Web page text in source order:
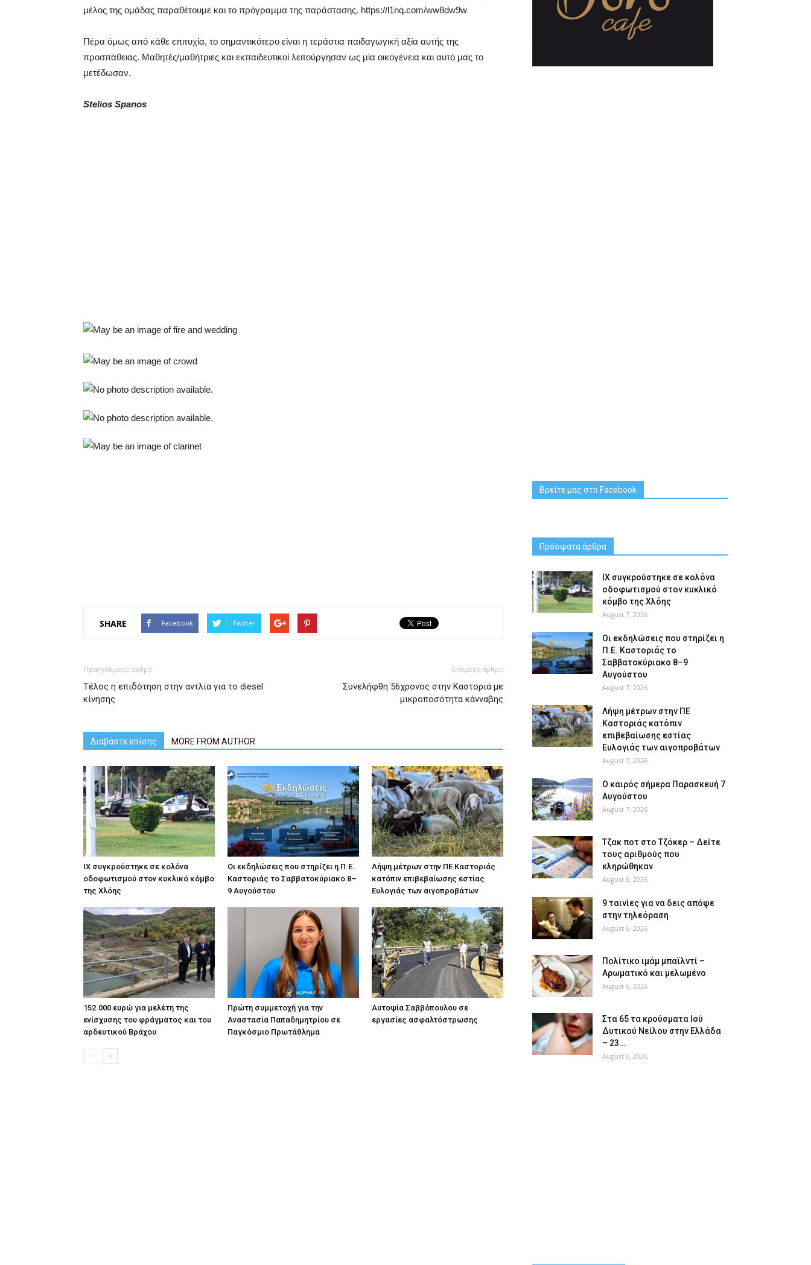
μέλος της ομάδας παραθέτουμε και το πρόγραμμα της παράστασης. https://l1nq.com/ww8dw9w
Πέρα όμως από κάθε επιτυχία, το σημαντικότερο είναι η τεράστια παιδαγωγική αξία αυτής της
προσπάθειας. Μαθητές/μαθήτριες και εκπαιδευτικοί λειτούργησαν ως μία οικογένεια και αυτό μας το
μετέδωσαν.
Stelios Spanos
SHARE Facebook Twitter
Προηγούμενο άρθρο
Τέλος η επιδότηση στην αντλία για το diesel
κίνησης
Επόμενο άρθρο
Συνελήφθη 56χρονος στην Καστοριά με
μικροποσότητα κάνναβης
Διαβάστε επίσης MORE FROM AUTHOR
ΙΧ συγκρούστηκε σε κολόνα
οδοφωτισμού στον κυκλικό κόμβο
της Χλόης
Οι εκδηλώσεις που στηρίζει η Π.Ε.
Καστοριάς το Σαββατοκύριακο 8–
9 Αυγούστου
Λήψη μέτρων στην ΠΕ Καστοριάς
κατόπιν επιβεβαίωσης εστίας
Ευλογιάς των αιγοπροβάτων
152.000 ευρώ για μελέτη της
ενίσχυσης του φράγματος και του
αρδευτικού Βράχου
Πρώτη συμμετοχή για την
Αναστασία Παπαδημητρίου σε
Παγκόσμιο Πρωτάθλημα
Αυτοψία Σαββόπουλου σε
εργασίες ασφαλτόστρωσης
Βρείτε μας στο Facebook
Πρόσφατα άρθρα
ΙΧ συγκρούστηκε σε κολόνα
οδοφωτισμού στον κυκλικό
κόμβο της Χλόης
August 7, 2026
Οι εκδηλώσεις που στηρίζει η
Π.Ε. Καστοριάς το
Σαββατοκύριακο 8–9
Αυγούστου
August 7, 2026
Λήψη μέτρων στην ΠΕ
Καστοριάς κατόπιν
επιβεβαίωσης εστίας
Ευλογιάς των αιγοπροβάτων
August 7, 2026
Ο καιρός σήμερα Παρασκευή 7
Αυγούστου
August 7, 2026
Tζακ ποτ στο Τζόκερ – Δείτε
τους αριθμούς που
κληρώθηκαν
August 6, 2026
9 ταινίες για να δεις απόψε
στην τηλεόραση
August 6, 2026
Πολίτικο ιμάμ μπαϊλντί –
Αρωματικό και μελωμένο
August 6, 2026
Στα 65 τα κρούσματα Ιού
Δυτικού Νείλου στην Ελλάδα
– 23...
August 6, 2026